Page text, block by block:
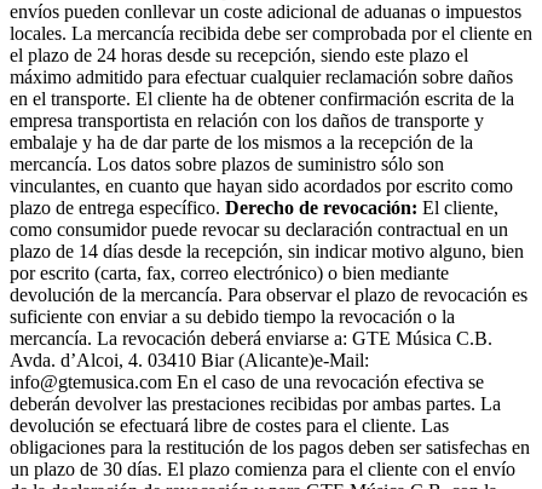
envíos pueden conllevar un coste adicional de aduanas o impuestos
locales. La mercancía recibida debe ser comprobada por el cliente en
el plazo de 24 horas desde su recepción, siendo este plazo el
máximo admitido para efectuar cualquier reclamación sobre daños
en el transporte. El cliente ha de obtener confirmación escrita de la
empresa transportista en relación con los daños de transporte y
embalaje y ha de dar parte de los mismos a la recepción de la
mercancía. Los datos sobre plazos de suministro sólo son
vinculantes, en cuanto que hayan sido acordados por escrito como
plazo de entrega específico. Derecho de revocación: El cliente,
como consumidor puede revocar su declaración contractual en un
plazo de 14 días desde la recepción, sin indicar motivo alguno, bien
por escrito (carta, fax, correo electrónico) o bien mediante
devolución de la mercancía. Para observar el plazo de revocación es
suficiente con enviar a su debido tiempo la revocación o la
mercancía. La revocación deberá enviarse a: GTE Música C.B.
Avda. d’Alcoi, 4. 03410 Biar (Alicante)e-Mail:
info@gtemusica.com En el caso de una revocación efectiva se
deberán devolver las prestaciones recibidas por ambas partes. La
devolución se efectuará libre de costes para el cliente. Las
obligaciones para la restitución de los pagos deben ser satisfechas en
un plazo de 30 días. El plazo comienza para el cliente con el envío